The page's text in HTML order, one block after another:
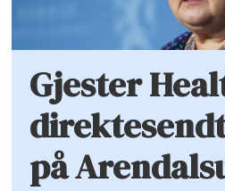
Gjester
på